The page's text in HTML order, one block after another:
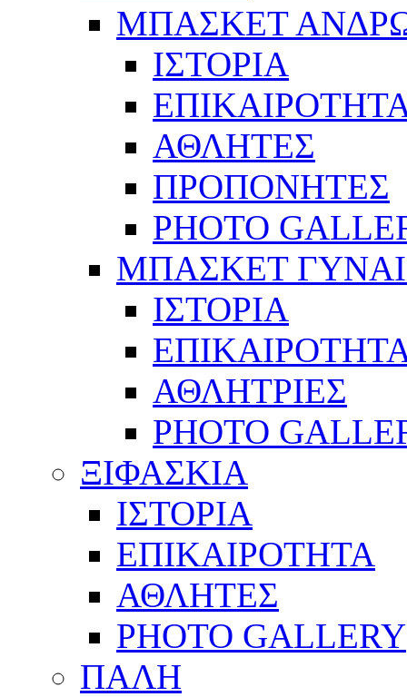
ΜΠΑΣΚΕΤ
ΙΣΤΟΡΙΑ
ΑΘΛΗΤΕΣ
ΠΡΟΠΟΝΗΤΕΣ
PHOTO
ΜΠΑΣΚΕΤ
ΙΣΤΟΡΙΑ
ΑΘΛΗΤΡΙΕΣ
PHOTO
ΞΙΦΑΣΚΙΑ
ΙΣΤΟΡΙΑ
ΕΠΙΚΑΙΡΟΤΗΤΑ
ΑΘΛΗΤΕΣ
PHOTO GALLERY
ΠΑΛΗ